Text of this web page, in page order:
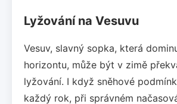
Lyžování na Vesuvu
Vesuv, slavný sopka, která
horizontu, může být v zimě
lyžování. I když sněhové
každý rok, při správném